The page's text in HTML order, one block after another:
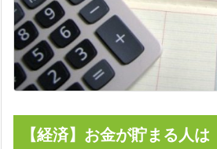
【経済】お金が貯まる人